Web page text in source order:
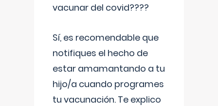
vacunar del covid????
Sí, es recomendable que
notifiques el hecho de
estar amamantando a tu
hijo/a cuando programes
tu vacunación. Te explico